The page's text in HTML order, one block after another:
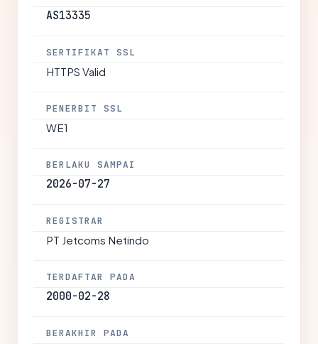
AS13335
SERTIFIKAT SSL
HTTPS Valid
PENERBIT SSL
WE1
BERLAKU SAMPAI
2026-07-27
REGISTRAR
PT Jetcoms Netindo
TERDAFTAR PADA
2000-02-28
BERAKHIR PADA